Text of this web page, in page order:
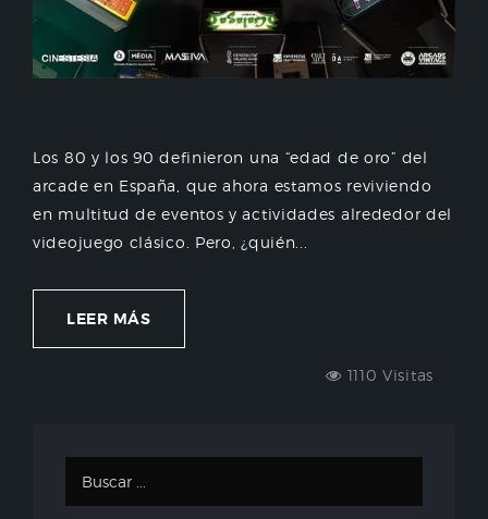
Los 80 y los 90 definieron una “edad de oro” del
arcade en España, que ahora estamos reviviendo
en multitud de eventos y actividades alrededor del
videojuego clásico. Pero, ¿quién...
LEER MÁS
1110 Visitas